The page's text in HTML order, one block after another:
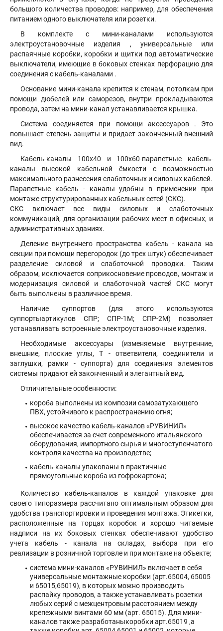
большого количества проводов: например, для обеспечения
питанием одного выключателя или розетки.
В комплекте с мини-каналами используются
электроустановочные изделия , универсальные или
распаячные коробки, коробки и щитки под автоматические
выключатели, имеющие в боковых стенках перфорацию для
соединения с кабель-каналами .
Основание мини-канала крепится к стенам, потолкам при
помощи дюбелей или саморезов, внутри прокладываются
провода, затем на мини-канал устанавливается крышка.
Система соединяется при помощи аксессуаров . Это
повышает степень защиты и придает законченный внешний
вид.
Кабель-каналы 100х40 и 100х60-парапетные кабель-
каналы высокой кабельной ёмкости с возможностью
максимального разнесения слаботочных и силовых кабелей.
Парапетные кабель - каналы удобны в применении при
монтаже структурированных кабельных сетей (СКС).
СКС включает все виды силовых и слаботочных
коммуникаций, для организации рабочих мест в офисных, и
административных зданиях.
Деление внутреннего пространства кабель - канала на
секции при помощи перегородок (до трех штук) обеспечивает
разделение силовой и слаботочной проводки. Таким
образом, исключается соприкосновение проводов, монтаж и
модернизация силовой и слаботочной частей СКС могут
быть выполнены в различное время.
Наличие суппортов (для этого используются
суппортыартикулов СПР; СПР-1М; СПР-2М) позволяет
устанавливать встроенные электроустановочные изделия.
Необходимые аксессуары (изменяемые внутренние,
внешние, плоские углы, Т - ответвители, соединители и
заглушки, рамки - суппорта) для соединения элементов
системы придают ей законченный и элегантный вид.
Отличительные особенности:
короба выполнены из композии самозатухающего
ПВХ, устойчивого к распространению огня;
высокое качество кабель-каналов «РУВИНИЛ»
обеспечивается за счет современного итальянского
оборудования, импортного сырья и многоступенчатого
контроля качества на производстве;
кабель-каналы упакованы в практичные
прямоугольные короба из гофрокартона;
Количество кабель-каналов в каждой упаковке для
своего типоразмера рассчитано оптимальным образом для
удобства транспортировки и проведения монтажа. Этикетки,
расположенные на торцах коробок и хорошо читаемые
надписи на их боковых стенках обеспечивают удобство
учета кабель - канала на складах, выбора при его
реализации в розничной торговле и при монтаже на объекте;
система мини-каналов «РУВИНИЛ» включает в себя
универсальные монтажные коробки (арт.65004, 65005
и 65015,65019), в которых можно производить
распайку проводов, а также устанавливать розетки
любых серий с межцентровым расстоянием между
крепежными винтами 60 мм (арт. 65015). Для мини-
каналов также разработаныкоробки арт.65019 ,а